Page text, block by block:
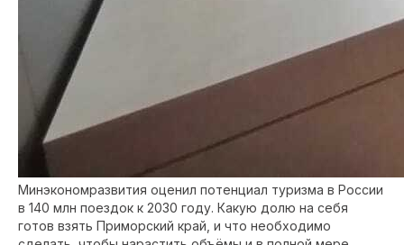
Минэкономразвития оценил потенциал туризма в России
в 140 млн поездок к 2030 году. Какую долю на себя
готов взять Приморский край, и что необходимо